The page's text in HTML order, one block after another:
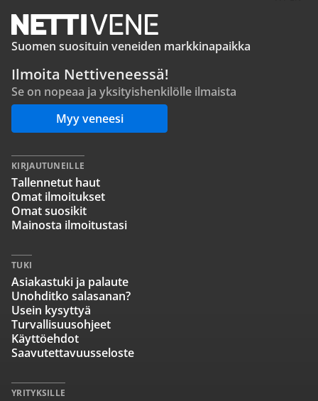
Suomen suosituin veneiden markkinapaikka
Ilmoita Nettiveneessä!
Se on nopeaa ja yksityishenkilölle ilmaista
Myy veneesi
KIRJAUTUNEILLE
Tallennetut haut
Omat ilmoitukset
Omat suosikit
Mainosta ilmoitustasi
TUKI
Asiakastuki ja palaute
Unohditko salasanan?
Usein kysyttyä
Turvallisuusohjeet
Käyttöehdot
Saavutettavuusseloste
YRITYKSILLE